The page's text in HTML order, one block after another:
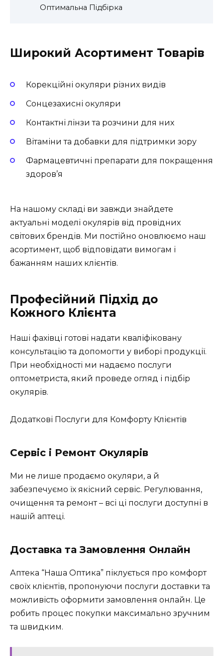
Оптимальна Підбірка
Широкий Асортимент Товарів
Корекційні окуляри різних видів
Сонцезахисні окуляри
Контактні лінзи та розчини для них
Вітаміни та добавки для підтримки зору
Фармацевтичні препарати для покращення
здоров’я
На нашому складі ви завжди знайдете
актуальні моделі окулярів від провідних
світових брендів. Ми постійно оновлюємо наш
асортимент, щоб відповідати вимогам і
бажанням наших клієнтів.
Професійний Підхід до
Кожного Клієнта
Наші фахівці готові надати кваліфіковану
консультацію та допомогти у виборі продукції.
При необхідності ми надаємо послуги
оптометриста, який проведе огляд і підбір
окулярів.
Додаткові Послуги для Комфорту Клієнтів
Сервіс і Ремонт Окулярів
Ми не лише продаємо окуляри, а й
забезпечуємо їх якісний сервіс. Регулювання,
очищення та ремонт – всі ці послуги доступні в
нашій аптеці.
Доставка та Замовлення Онлайн
Аптека “Наша Оптика” піклується про комфорт
своїх клієнтів, пропонуючи послуги доставки та
можливість оформити замовлення онлайн. Це
робить процес покупки максимально зручним
та швидким.